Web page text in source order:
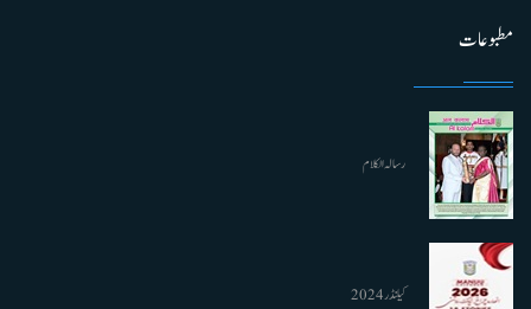
مطبوعات
رسالہ الکلام
کیلنڈر 2024